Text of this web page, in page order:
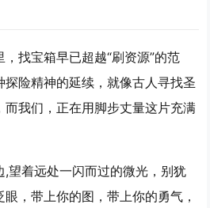
找宝箱早已超越“刷资源”的范
险精神的延续，就像古人寻找圣
我们，正在用脚步丈量这片充满
,望着远处一闪而过的微光，别犹
，带上你的图，带上你的勇气，